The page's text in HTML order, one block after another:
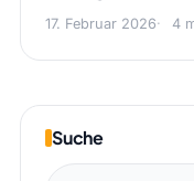
17. Februar 2026 4
Suche